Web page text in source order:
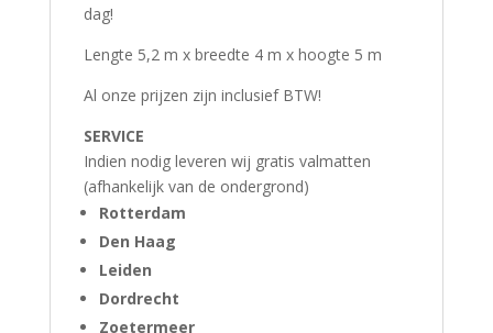
dag!
Lengte 5,2 m x breedte 4 m x hoogte 5 m
Al onze prijzen zijn inclusief BTW!
SERVICE
Indien nodig leveren wij gratis valmatten
(afhankelijk van de ondergrond)
Rotterdam
Den Haag
Leiden
Dordrecht
Zoetermeer